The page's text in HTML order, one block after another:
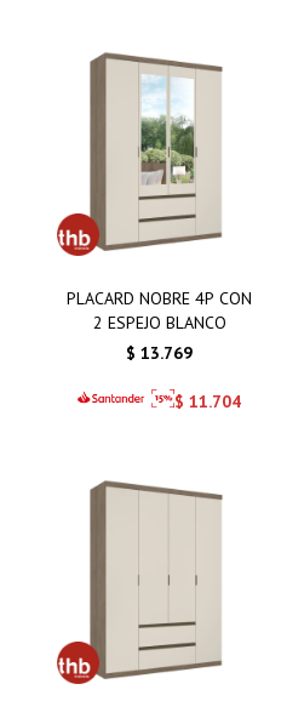
PLACARD NOBRE 4P CON
2 ESPEJO BLANCO
$ 13.769
$ 11.704